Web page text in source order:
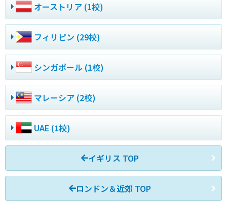
オーストリア (1校)
フィリピン (29校)
シンガポール (1校)
マレーシア (2校)
UAE (1校)
イギリス TOP
ロンドン＆近郊 TOP